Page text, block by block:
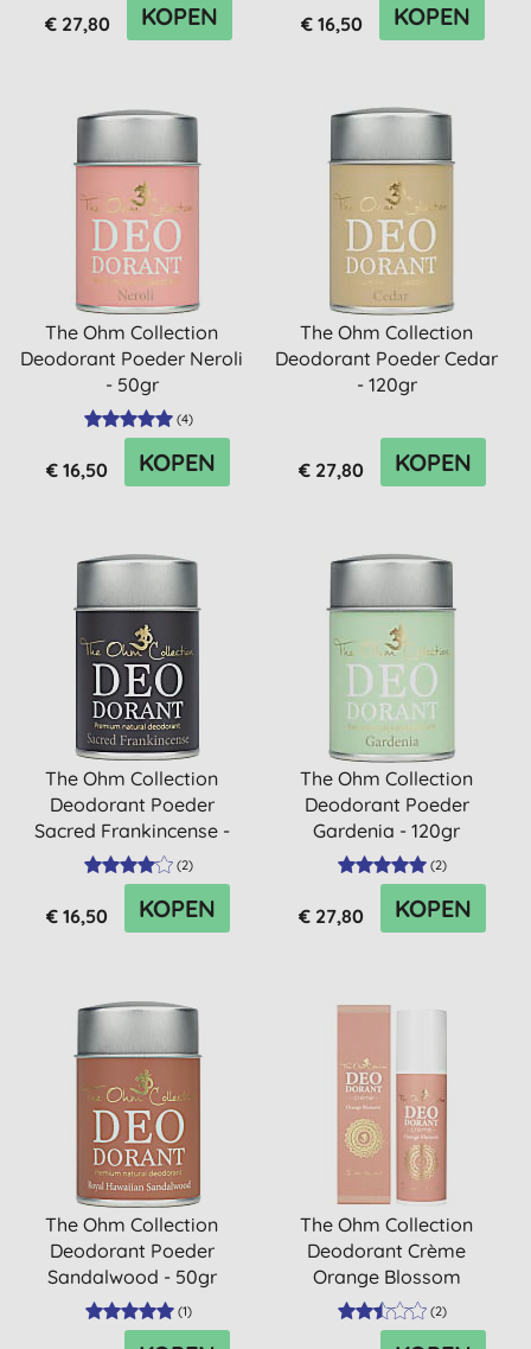
€ 27,80 KOPEN € 16,50 KOPEN
The Ohm Collection
Deodorant Poeder Neroli
- 50gr
(4)
€ 16,50 KOPEN
The Ohm Collection
Deodorant Poeder Cedar
- 120gr
€ 27,80 KOPEN
The Ohm Collection
Deodorant Poeder
Sacred Frankincense -
50gr
(2)
€ 16,50 KOPEN
The Ohm Collection
Deodorant Poeder
Gardenia - 120gr
(2)
€ 27,80 KOPEN
The Ohm Collection
Deodorant Poeder
Sandalwood - 50gr
(1)
The Ohm Collection
Deodorant Crème
Orange Blossom
(2)